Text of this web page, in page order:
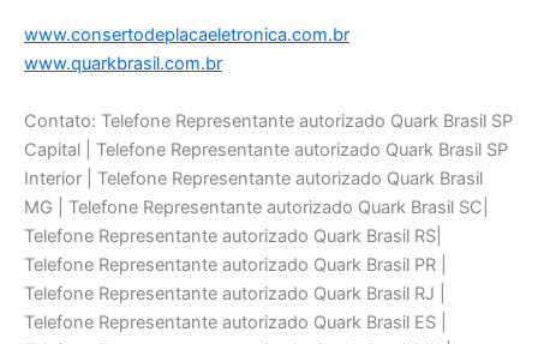
www.consertodeplacaeletronica.com.br
www.quarkbrasil.com.br
Contato: Telefone Representante autorizado Quark Brasil SP
Capital | Telefone Representante autorizado Quark Brasil SP
Interior | Telefone Representante autorizado Quark Brasil
MG | Telefone Representante autorizado Quark Brasil SC|
Telefone Representante autorizado Quark Brasil RS|
Telefone Representante autorizado Quark Brasil PR |
Telefone Representante autorizado Quark Brasil RJ |
Telefone Representante autorizado Quark Brasil ES |